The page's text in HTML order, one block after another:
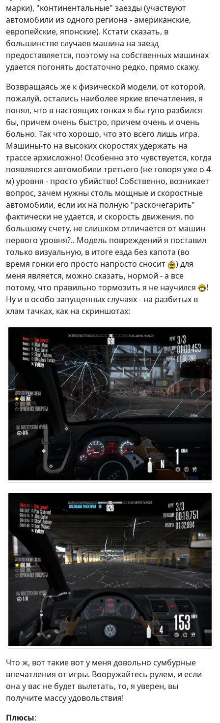
марки), "континентальные" заезды (участвуют
автомобили из одного региона - американские,
европейские, японские). Кстати сказать, в
большинстве случаев машина на заезд
предоставляется, поэтому на собственных машинах
удается погонять достаточно редко, прямо скажу.
Возвращаясь же к физической модели, от которой,
пожалуй, остались наиболее яркие впечатления, я
понял, что в настоящих гонках я бы тупо разбился
бы, причем очень быстро, причем очень и очень
больно. Так что хорошо, что это всего лишь игра.
Машины-то на высоких скоростях удержать на
трассе архисложно! Особенно это чувствуется, когда
появляются автомобили третьего (не говоря уже о 4-
м) уровня - просто убийство! Собственно, возникает
вопрос, зачем нужны столь мощные и скоростные
автомобили, если их на полную "раскочегарить"
фактически не удается, и скорость движения, по
большому счету, не слишком отличается от машин
первого уровня?.. Модель повреждений я поставил
только визуальную, в итоге езда без капота (во
время гонки его просто напросто сносит
) для
меня является, можно сказать, нормой - а все
потому, что правильно тормозить я не научился
!
Ну и в особо запущенных случаях - на разбитых в
хлам тачках, как на скриншотах:
Что ж, вот такие вот у меня довольно сумбурные
впечатления от игры. Вооружайтесь рулем, и если
она у вас не будет вылетать, то, я уверен, вы
получите массу удовольствия!
Плюсы: